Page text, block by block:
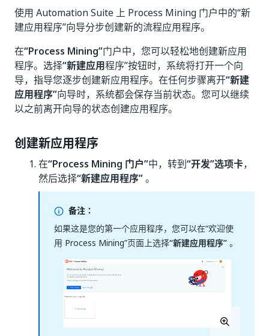
使用 Automation Suite 上 Process Mining 门户中的“新
建应用程序”向导分步创建新的流程应用程序。
在“Process Mining”门户中，您可以轻松地创建新应用
程序。选择“新建应用程序”按钮时，系统将打开一个向
导，指导您逐步创建新应用程序。在任何步骤离开“新建
应用程序”向导时，系统都会保存当前状态。您可以继续
以之前离开向导的状态创建应用程序。
创建新应用程序
在“Process Mining 门户”中，转到“开发”选项卡，
然后选择“新建应用程序”。
备注：
如果这是您的第一个应用程序，您可以在“欢迎使
用 Process Mining”页面上选择“新建应用程序”。